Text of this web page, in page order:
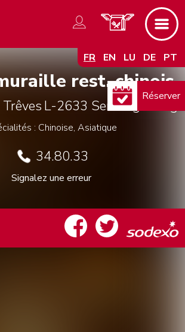
FR EN LU DE PT
rest. chinois
L-2633 Senningerberg
: Chinoise, Asiatique
34.80.33
Signalez une erreur
Réserver